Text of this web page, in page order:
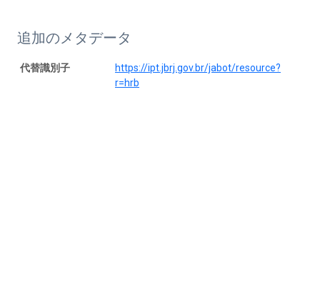
追加のメタデータ
代替識別子
https://ipt.jbrj.gov.br/jabot/resource?
r=hrb